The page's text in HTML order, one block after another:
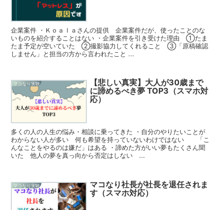
企業案件 ・Ｋｏａｌａさんの提供 企業案件だが、使ったことのな
いものを紹介することはない ・企業案件を引き受けた理由 ①たま
たま予定が空いていた ②撮影協力してくれること ③「原稿確認
しません」と担当の方から言われたこと ...
マコなり実験
【悲しい真実】大人が30歳まで
に諦めるべき夢 TOP3（スマホ対
応）
多くの人の人生の悩み・相談に乗ってきた ・自分のやりたいことが
わからない人が多い 何も希望を持っていないわけではない 「こ
んなことをやるのは嫌だ」はある ・諦めた方がいい夢もたくさん聞
いた 他人の夢を真っ向から否定はしない ...
マコなり実験
マコなり社長が社長を退任されま
す（スマホ対応）